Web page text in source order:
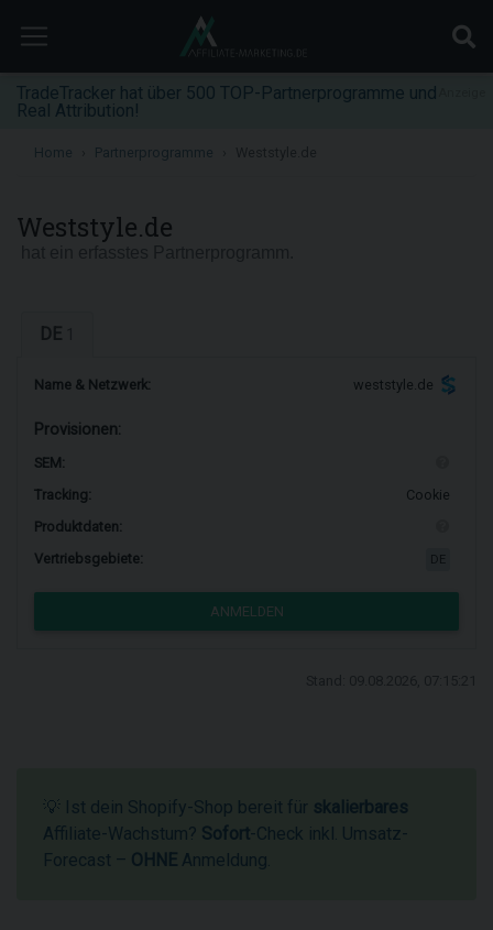
TradeTracker hat über 500 TOP-Partnerprogramme und
Real Attribution!
Home Partnerprogramme
Weststyle.de
DE
Name & Netzwerk: weststyle.de
Provisionen:
SEM:
Tracking:
Cookie
Produktdaten:
Vertriebsgebiete:
ANMELDEN
💡 Ist dein Shopify-Shop bereit für skalierbares
Affiliate-Wachstum? Sofort-Check inkl. Umsatz-
Forecast – OHNE Anmeldung.